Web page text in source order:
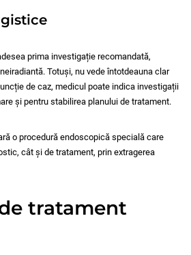
prima investigație recomandată,
Totuși, nu vede întotdeauna clar
de caz, medicul poate indica investigații
și pentru stabilirea planului de tratament.
o procedură endoscopică specială care
cât și de tratament, prin extragerea
tratament